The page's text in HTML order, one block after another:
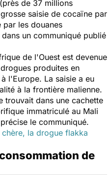
de 37 millions
saisie de cocaïne par
par les douanes
un communiqué publié
de l'Ouest est devenue
produites en
l'Europe. La saisie a eu
à la frontière malienne.
trouvait dans une cachette
immatriculé au Mali
le communiqué.
chère, la drogue flakka
de